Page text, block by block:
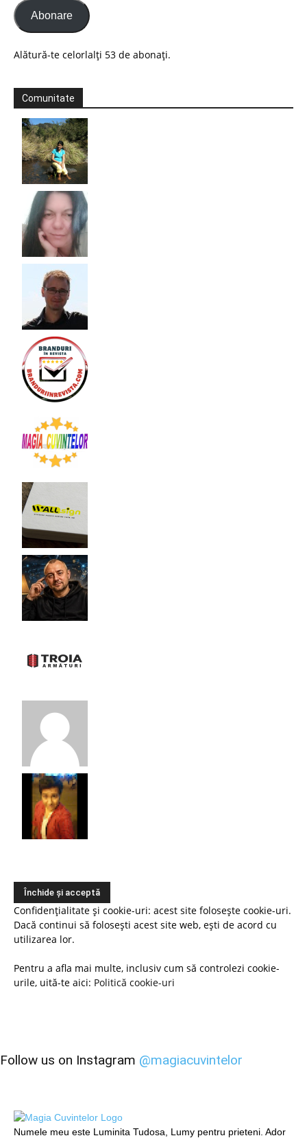
Abonare
Alătură-te celorlalți 53 de abonați.
Comunitate
Confidențialitate și cookie-uri: acest site folosește cookie-uri.
Dacă continui să folosești acest site web, ești de acord cu
utilizarea lor.
Pentru a afla mai multe, inclusiv cum să controlezi cookie-
urile, uită-te aici: Politică cookie-uri
Follow us on Instagram @magiacuvintelor
Numele meu este Luminita Tudosa, Lumy pentru prieteni. Ador